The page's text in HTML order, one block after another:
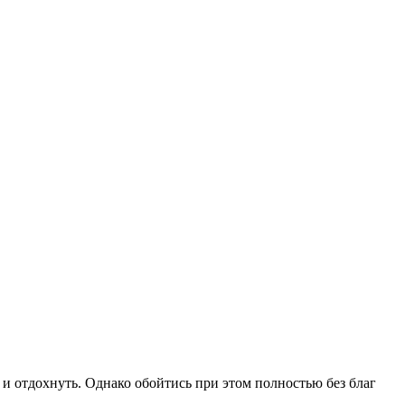
Однако обойтись при этом полностью без благ